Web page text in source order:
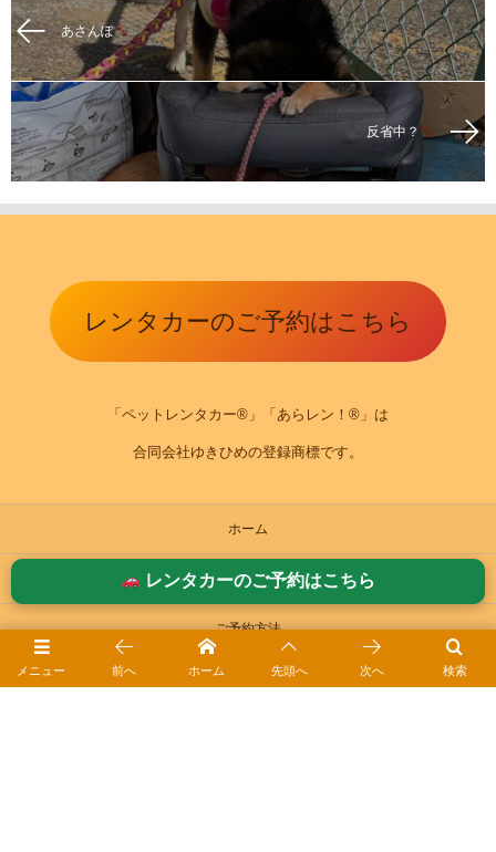
あさんぽ
反省中？
レンタカーのご予約はこちら
「ペットレンタカー®」「あらレン！®」は
合同会社ゆきひめの登録商標です。
レンタカーのご予約はこちら
ホーム
ご利用案内
ご予約方法
お役立ちガイド｜ペットレンタカーⓇ
メニュー 検索
前へ ホーム 先頭へ 次へ